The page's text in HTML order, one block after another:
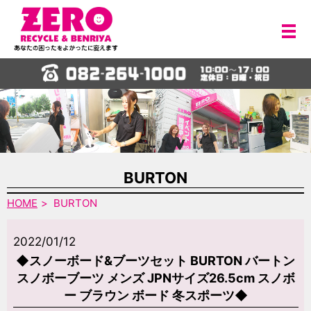
メ
BURTON
HOME BURTON
2022/01/12
◆スノーボード&ブーツセット BURTON バートン
スノボーブーツ メンズ JPNサイズ26.5cm スノボ
ー ブラウン ボード 冬スポーツ◆